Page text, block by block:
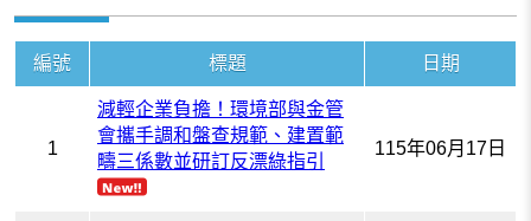
編號 標題 日期
1
減輕企業負擔！環境部與金管
會攜手調和盤查規範、建置範
疇三係數並研訂反漂綠指引
115年06月17日